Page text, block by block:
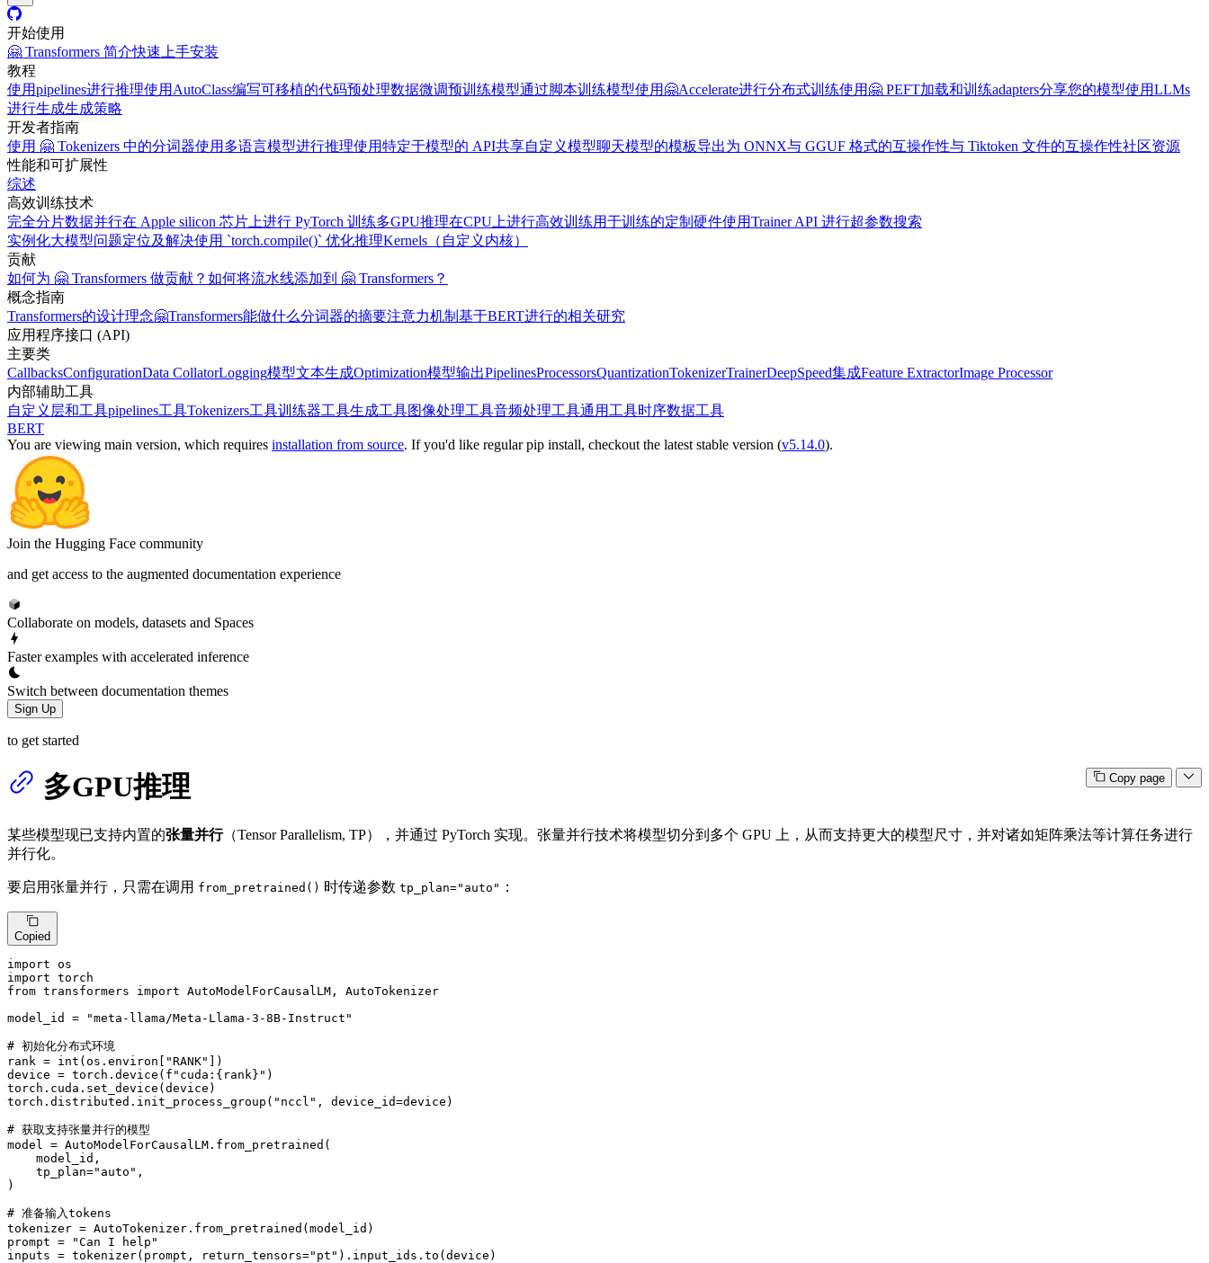
开始使用
🤗 Transformers 简介快速上手安装
教程
使用pipelines进行推理使用AutoClass编写可移植的代码预处理数据微调预训练模型通过脚本训练模型使用🤗Accelerate进行分布式训练使用🤗 PEFT加载和训练adapters分享您的模型使用LLMs
进行生成生成策略
开发者指南
使用 🤗 Tokenizers 中的分词器使用多语言模型进行推理使用特定于模型的 API共享自定义模型聊天模型的模板导出为 ONNX与 GGUF 格式的互操作性与 Tiktoken 文件的互操作性社区资源
性能和可扩展性
综述
高效训练技术
完全分片数据并行在 Apple silicon 芯片上进行 PyTorch 训练多GPU推理在CPU上进行高效训练用于训练的定制硬件使用Trainer API 进行超参数搜索
实例化大模型问题定位及解决使用 `torch.compile()` 优化推理Kernels（自定义内核）
贡献
如何为 🤗 Transformers 做贡献？ 如何将流水线添加到 🤗 Transformers？
概念指南
Transformers的设计理念🤗Transformers能做什么分词器的摘要注意力机制 基于BERT进行的相关研究
应用程序接口 (API)
主要类
CallbacksConfigurationData CollatorLogging模型文本生成Optimization模型输出PipelinesProcessorsQuantizationTokenizerTrainerDeepSpeed集成Feature ExtractorImage Processor
内部辅助工具
自定义层和工具pipelines工具Tokenizers工具训练器工具生成工具图像处理工具音频处理工具通用工具时序数据工具
BERT
You are viewing main version, which requires installation from source. If you'd like regular pip install, checkout the latest stable version (v5.14.0).
Join the Hugging Face community
and get access to the augmented documentation experience
Collaborate on models, datasets and Spaces
Faster examples with accelerated inference
Switch between documentation themes
Sign Up
to get started
Copy page
多GPU推理
某些模型现已支持内置的张量并行（Tensor Parallelism, TP），并通过 PyTorch 实现。张量并行技术将模型切分到多个 GPU 上，从而支持更大的模型尺寸，并对诸如矩阵乘法等计算任务进行
并行化。
要启用张量并行，只需在调用 from_pretrained() 时传递参数 tp_plan="auto" ：
Copied
import
import
from transformers import AutoModelForCausalLM, AutoTokenizer
model_id =
"meta-llama/Meta-Llama-3-8B-Instruct"
# 初始化分布式环境
rank = int (os.environ[ "RANK" ])
device = torch.device( f"cuda: {rank} " )
torch.cuda.set_device(device)
torch.distributed.init_process_group( "nccl" , device_id=device)
# 获取支持张量并行的模型
model = AutoModelForCausalLM.from_pretrained(
    model_id,
    tp_plan=
"auto" ,
)
# 准备输入tokens
tokenizer = AutoTokenizer.from_pretrained(model_id)
prompt =
"Can I help"
inputs = tokenizer(prompt, return_tensors="pt" ).input_ids.to(device)